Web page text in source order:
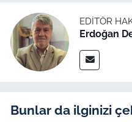
EDITÖR
Erdoğan
Bunlar da ilginizi
Gündem-Eğitim